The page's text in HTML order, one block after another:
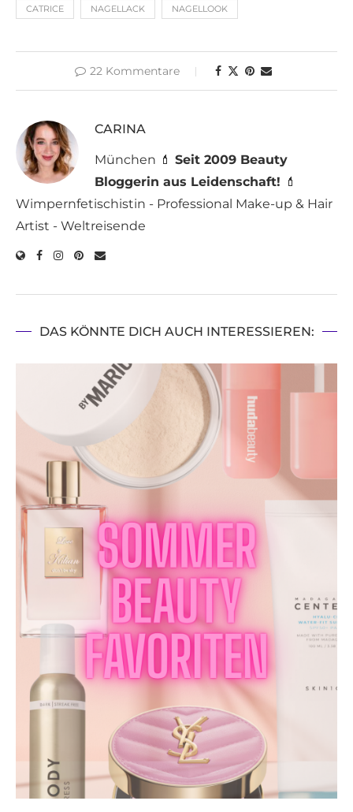
CATRICE NAGELLACK NAGELLOOK
22 Kommentare
CARINA
München 💄 Seit 2009 Beauty
Bloggerin aus Leidenschaft! 💄
Wimpernfetischistin - Professional Make-up & Hair
Artist - Weltreisende
DAS KÖNNTE DICH AUCH INTERESSIEREN: